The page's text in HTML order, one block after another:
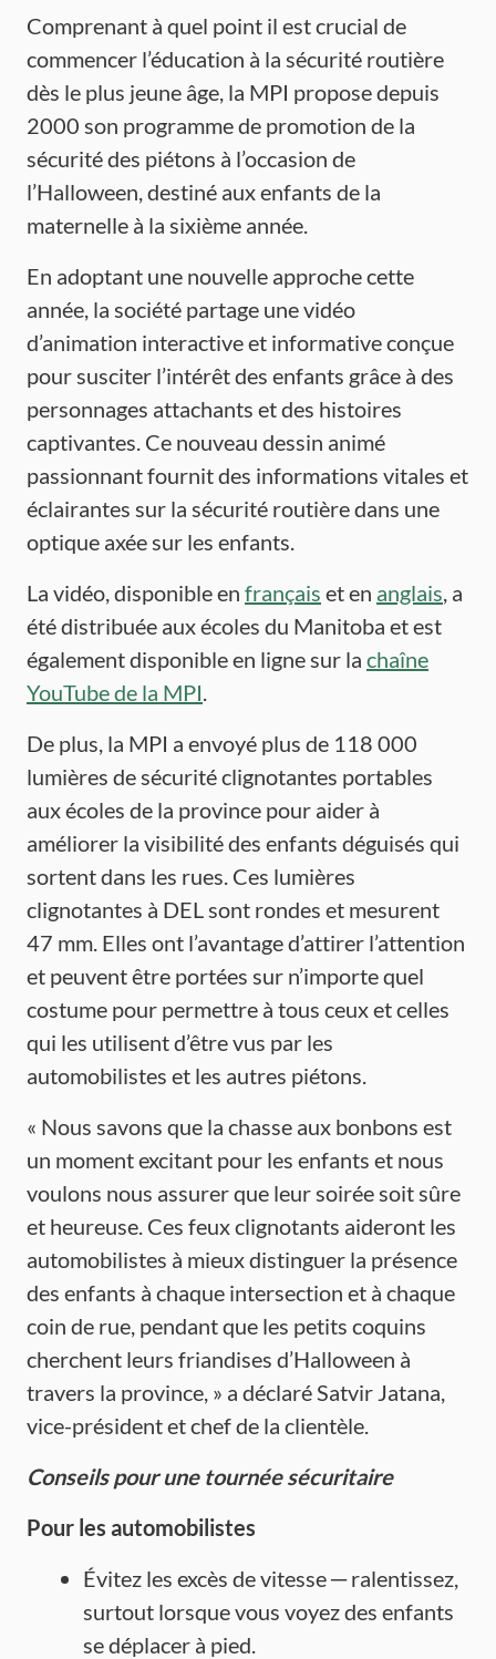
Comprenant à quel point il est crucial de
commencer l’éducation à la sécurité routière
dès le plus jeune âge, la MPI propose depuis
2000 son programme de promotion de la
sécurité des piétons à l’occasion de
l’Halloween, destiné aux enfants de la
maternelle à la sixième année.
En adoptant une nouvelle approche cette
année, la société partage une vidéo
d’animation interactive et informative conçue
pour susciter l’intérêt des enfants grâce à des
personnages attachants et des histoires
captivantes. Ce nouveau dessin animé
passionnant fournit des informations vitales et
éclairantes sur la sécurité routière dans une
optique axée sur les enfants.
La vidéo, disponible en français et en anglais, a
été distribuée aux écoles du Manitoba et est
également disponible en ligne sur la chaîne
YouTube de la MPI.
De plus, la MPI a envoyé plus de 118 000
lumières de sécurité clignotantes portables
aux écoles de la province pour aider à
améliorer la visibilité des enfants déguisés qui
sortent dans les rues. Ces lumières
clignotantes à DEL sont rondes et mesurent
47 mm. Elles ont l’avantage d’attirer l’attention
et peuvent être portées sur n’importe quel
costume pour permettre à tous ceux et celles
qui les utilisent d’être vus par les
automobilistes et les autres piétons.
« Nous savons que la chasse aux bonbons est
un moment excitant pour les enfants et nous
voulons nous assurer que leur soirée soit sûre
et heureuse. Ces feux clignotants aideront les
automobilistes à mieux distinguer la présence
des enfants à chaque intersection et à chaque
coin de rue, pendant que les petits coquins
cherchent leurs friandises d’Halloween à
travers la province, » a déclaré Satvir Jatana,
vice-président et chef de la clientèle.
Conseils pourune tournée sécuritaire
Pour les automobilistes
Évitez les excès de vitesse ─ ralentissez,
surtout lorsque vous voyez des enfants
se déplacer à pied.